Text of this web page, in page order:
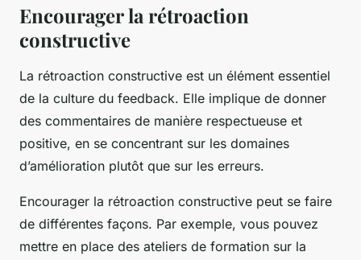
Encourager la rétroaction
constructive
La rétroaction constructive est un élément essentiel
de la culture du feedback. Elle implique de donner
des commentaires de manière respectueuse et
positive, en se concentrant sur les domaines
d’amélioration plutôt que sur les erreurs.
Encourager la rétroaction constructive peut se faire
de différentes façons. Par exemple, vous pouvez
mettre en place des ateliers de formation sur la